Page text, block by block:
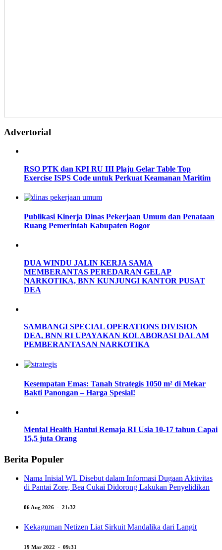
Advertorial
RSO PTK dan KPI RU III Plaju Gelar Table Top
Exercise ISPS Code untuk Perkuat Keamanan Maritim
Publikasi Kinerja Dinas Pekerjaan Umum dan Penataan
Ruang Pemerintah Kabupaten Bogor
DUA WINDU JALIN KERJA SAMA
MEMBERANTAS PEREDARAN GELAP
NARKOTIKA, BNN KUNJUNGI KANTOR PUSAT
DEA
SAMBANGI SPECIAL OPERATIONS DIVISION
DEA, BNN RI UPAYAKAN KOLABORASI DALAM
PEMBERANTASAN NARKOTIKA
Kesempatan Emas: Tanah Strategis 1050 m² di Mekar
Bakti Panongan – Harga Spesial!
Mental Health Hantui Remaja RI Usia 10-17 tahun Capai
15,5 juta Orang
Berita Populer
Nama Inisial WL Disebut dalam Informasi Dugaan Aktivitas
di Pantai Zore, Bea Cukai Didorong Lakukan Penyelidikan
06 Aug 2026 - 21:32
Kekaguman Netizen Liat Sirkuit Mandalika dari Langit
19 Mar 2022 - 09:31